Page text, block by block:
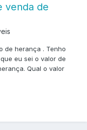
venda de
de herança . Tenho
eu sei o valor de
Qual o valor